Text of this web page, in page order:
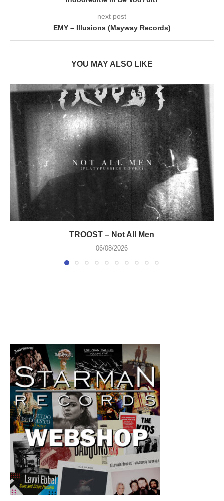
next post
EMY – Illusions (Mayway Records)
YOU MAY ALSO LIKE
TROOST – Not All Men
06/08/2026